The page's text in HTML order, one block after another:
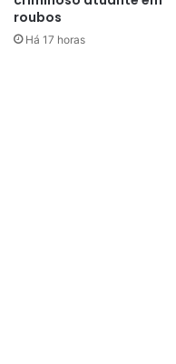
roubos
Há 17 horas